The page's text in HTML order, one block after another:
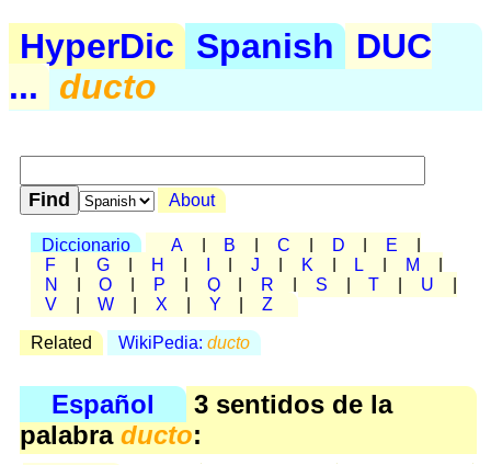
HyperDic Spanish
DUC
...
ducto
About
Diccionario A B C D E
F
G H J K L M
N
O P Q R S T U
V
W X Y Z
Related WikiPedia: ducto
Español
3 sentidos de la
palabra ducto: